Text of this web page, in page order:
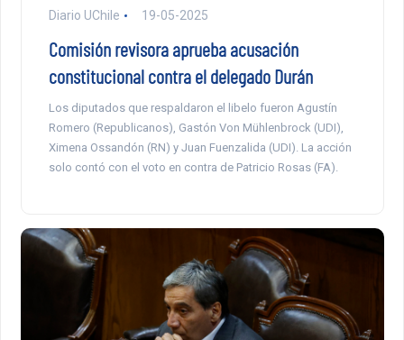
Diario UChile 19-05-2025
Comisión revisora aprueba acusación
constitucional contra el delegado Durán
Los diputados que respaldaron el libelo fueron Agustín
Romero (Republicanos), Gastón Von Mühlenbrock (UDI),
Ximena Ossandón (RN) y Juan Fuenzalida (UDI). La acción
solo contó con el voto en contra de Patricio Rosas (FA).